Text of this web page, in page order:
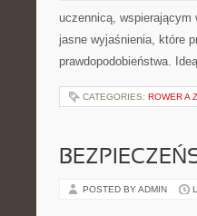
uczennicą,
jasne wyjaśnienia, które
prawdopodobieństwa.
CATEGORIES: ROWER A
POSTED BY ADMIN